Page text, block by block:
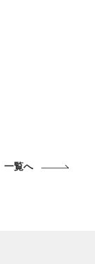
一覧へ